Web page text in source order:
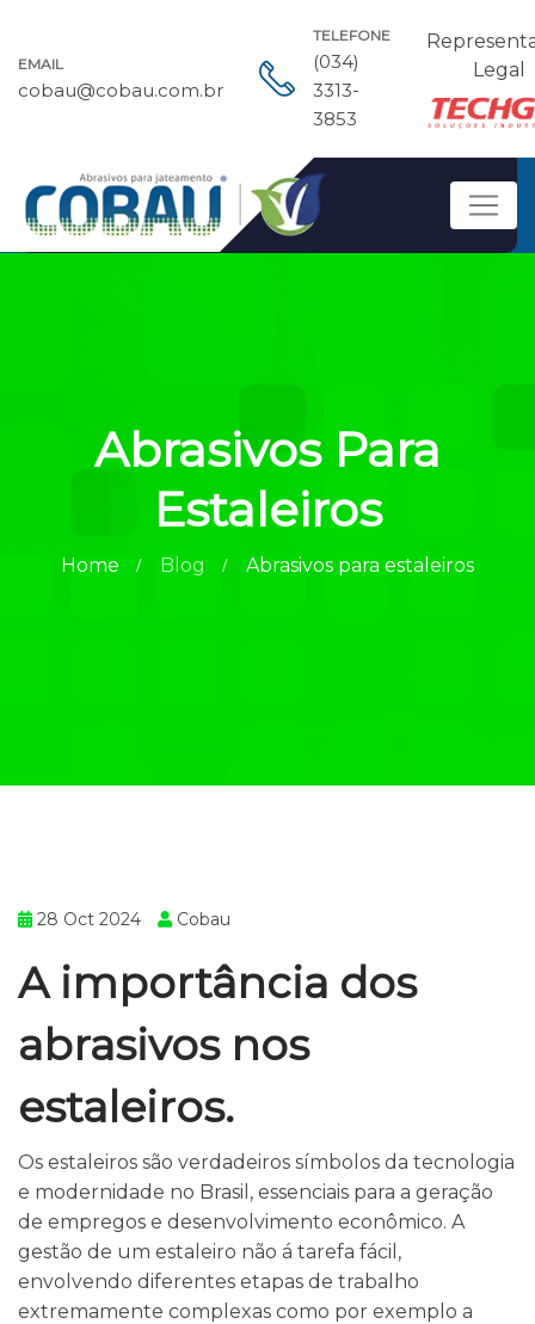
EMAIL
cobau@cobau.com.br
TELEFONE
(034)
3313-
3853
Legal
Abrasivos Para
Estaleiros
Home Blog Abrasivos para estaleiros
28 Oct 2024 Cobau
A importância dos
abrasivos nos
estaleiros.
Os estaleiros são verdadeiros símbolos da tecnologia
e modernidade no Brasil, essenciais para a geração
de empregos e desenvolvimento econômico. A
gestão de um estaleiro não á tarefa fácil,
envolvendo diferentes etapas de trabalho
extremamente complexas como por exemplo a